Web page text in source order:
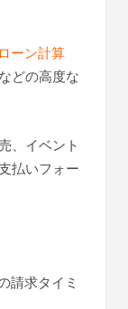
ーン計算
どの高度な
、イベント
払いフォー
請求タイミ